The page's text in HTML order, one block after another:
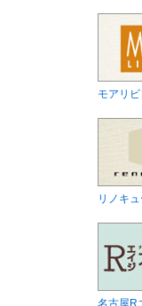
モアリ
リノキ
名古屋R